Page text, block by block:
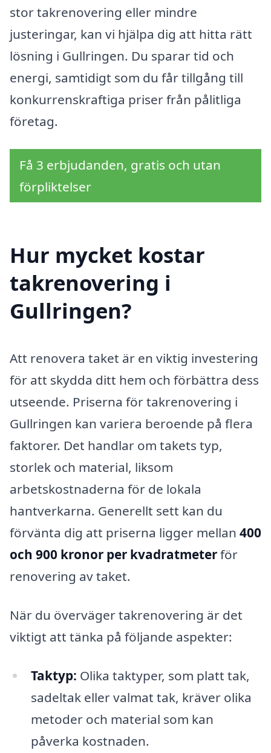
stor takrenovering eller mindre
justeringar, kan vi hjälpa dig att hitta rätt
lösning i Gullringen. Du sparar tid och
energi, samtidigt som du får tillgång till
konkurrenskraftiga priser från pålitliga
företag.
Få 3 erbjudanden, gratis och utan
förpliktelser
Hur mycket kostar
takrenovering i
Gullringen?
Att renovera taket är en viktig investering
för att skydda ditt hem och förbättra dess
utseende. Priserna för takrenovering i
Gullringen kan variera beroende på flera
faktorer. Det handlar om takets typ,
storlek och material, liksom
arbetskostnaderna för de lokala
hantverkarna. Generellt sett kan du
förvänta dig att priserna ligger mellan 400
och 900 kronor per kvadratmeterför
renovering av taket.
När du överväger takrenovering är det
viktigt att tänka på följande aspekter:
Taktyp: Olika taktyper, som platt tak,
sadeltak eller valmat tak, kräver olika
metoder och material som kan
påverka kostnaden.